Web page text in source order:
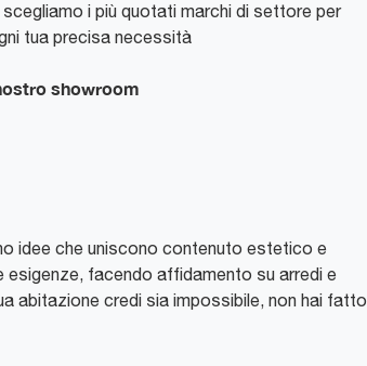
i più quotati marchi di settore per
tua precisa necessità
showroom
idee che uniscono contenuto estetico e
esigenze, facendo affidamento su arredi e
abitazione credi sia impossibile, non hai fatto